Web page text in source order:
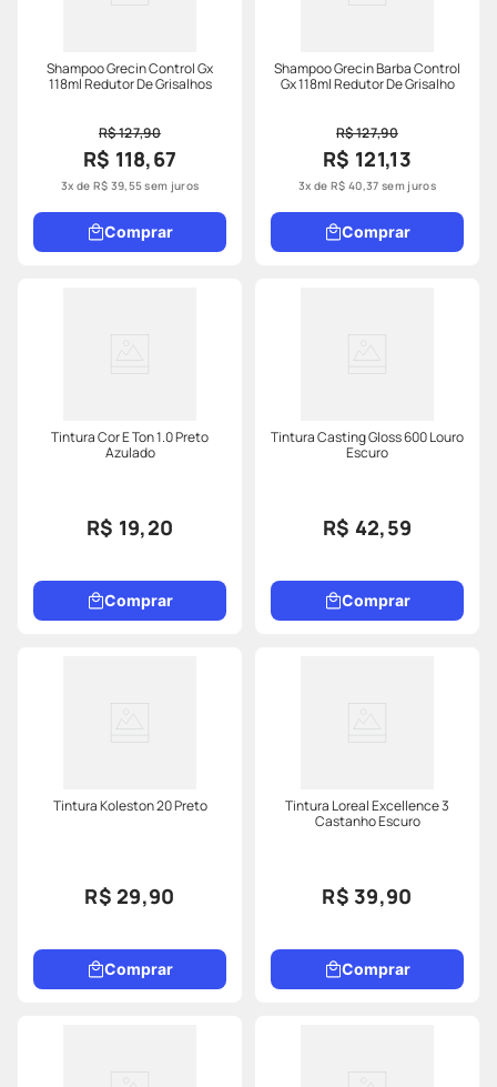
Shampoo Grecin Control Gx
118ml Redutor De Grisalhos
R$ 127,90
R$ 118,67
3x de R$ 39,55sem juros
Comprar
Shampoo Grecin Barba Control
Gx 118ml Redutor De Grisalho
R$ 127,90
R$ 121,13
3x deR$ 40,37 sem juros
Comprar
Tintura Cor E Ton 1.0 Preto
Azulado
R$ 19,20
Comprar
Tintura Casting Gloss 600 Louro
Escuro
R$ 42,59
Comprar
Tintura Koleston 20 Preto
R$ 29,90
Comprar
Tintura Loreal Excellence 3
Castanho Escuro
R$ 39,90
Comprar